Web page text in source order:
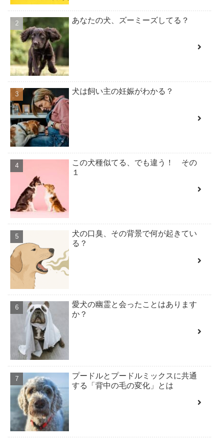
あなたの犬、ズーミーズしてる？
犬は飼い主の妊娠がわかる？
この犬種似てる、でも違う！ その
１
犬の口臭、その背景で何が起きてい
る？
愛犬の幽霊と会ったことはあります
か？
プードルとプードルミックスに共通
する「背中の毛の変化」とは